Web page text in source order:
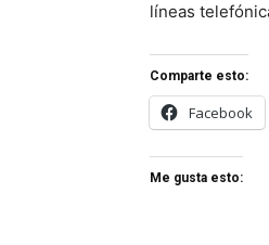
líneas
Comparte esto:
Facebook
Me gusta esto: